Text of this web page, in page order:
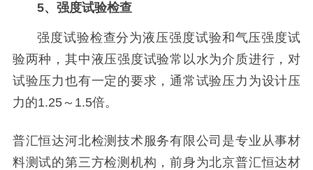
5、强度试验检查
强度试验检查分为液压强度试验和气压强度试
验两种，其中液压强度试验常以水为介质进行，对
试验压力也有一定的要求，通常试验压力为设计压
力的1.25～1.5倍。
普汇恒达河北检测技术服务有限公司是专业从事材
料测试的第三方检测机构，前身为北京普汇恒达材